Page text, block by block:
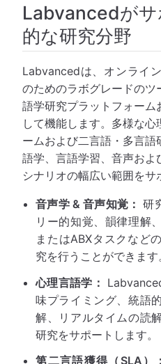
Labvancedが
的な研究分野
Labvancedは、オンライ
のためのラボグレードの
語学研究プラットフォーム
して機能します。多様な
ームおよび二言語・多言
語学、言語学習、音声お
シナリオの幅広い範囲をサ
音声学 & 音声知覚： 研
リー的知覚、韻律理解
またはABXタスクなど
究を行うことができます
心理言語学：
味プライミング、統語
解、リアルタイムの読
研究をサポートします。
第二言語獲得（SLA）：